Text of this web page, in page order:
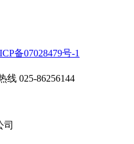
备07028479号-1
线 025-86256144
司